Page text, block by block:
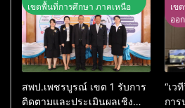
เขตพื้นที่การศึกษา ภาคเหนือ
สพป.เพชรบูรณ์ เขต 1 รับการ
ติดตามและประเมินผลเชิง
เข
ออก
“เว
การ